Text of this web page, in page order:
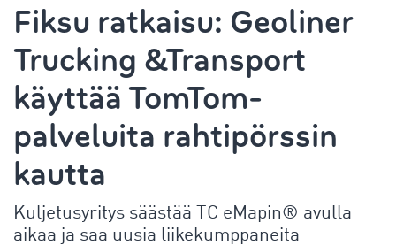
Fiksu ratkaisu: Geoliner
Trucking &Transport
käyttää TomTom-
palveluita rahtipörssin
kautta
Kuljetusyritys säästää TC eMapin® avulla
aikaa ja saa uusia liikekumppaneita